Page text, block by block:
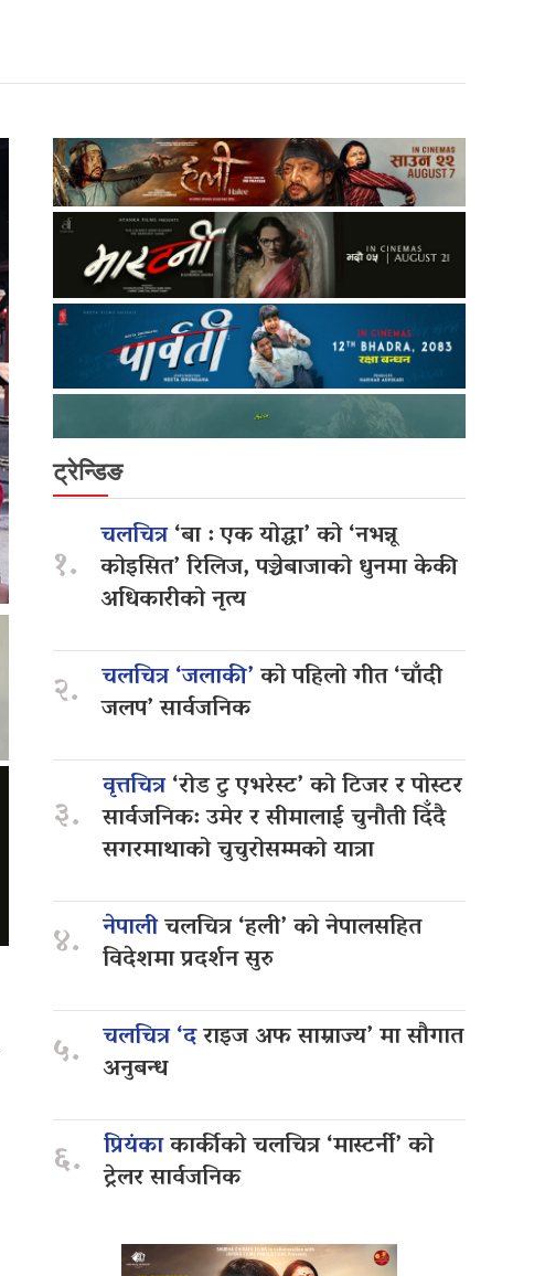
ट्रेन्डिङ
१.
चलचित्र‘बा : एक योद्धा’ को ‘नभन्नू
कोइसित’ रिलिज, पञ्चेबाजाको धुनमा केकी
अधिकारीको नृत्य
२. चलचित्र ‘जलाकी’को पहिलो गीत ‘चाँदी
जलप’ सार्वजनिक
३.
वृत्तचित्र‘रोड टु एभरेस्ट’ को टिजर र पोस्टर
सार्वजनिक: उमेर र सीमालाई चुनौती दिँदै
सगरमाथाको चुचुरोसम्मको यात्रा
४. नेपालीचलचित्र ‘हली’ को नेपालसहित
विदेशमा प्रदर्शन सुरु
५. चलचित्र ‘दराइज अफ साम्राज्य’ मा सौगात
अनुबन्ध
६. प्रियंकाकार्कीको चलचित्र ‘मास्टर्नी’ को
ट्रेलर सार्वजनिक